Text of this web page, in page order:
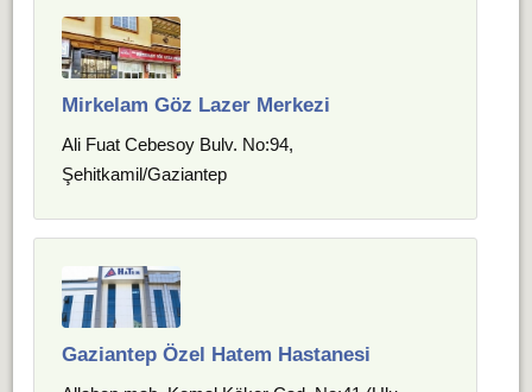
Mirkelam Göz Lazer Merkezi
Ali Fuat Cebesoy Bulv. No:94,
Şehitkamil/Gaziantep
Gaziantep Özel Hatem Hastanesi